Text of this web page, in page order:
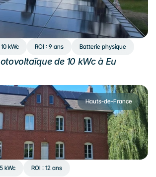
10 kWc ROI : 9 ans Batterie physique
de 10 kWc à Eu
Hauts-de-France
5 kWc ROI : 12 ans